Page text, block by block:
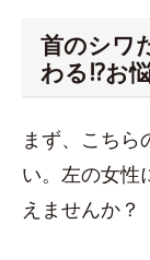
首のシワ
わる!?お
まず、こちら
い。左の女性
えませんか？